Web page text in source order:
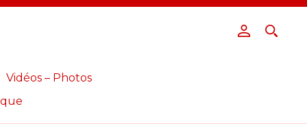
Vidéos – Photos